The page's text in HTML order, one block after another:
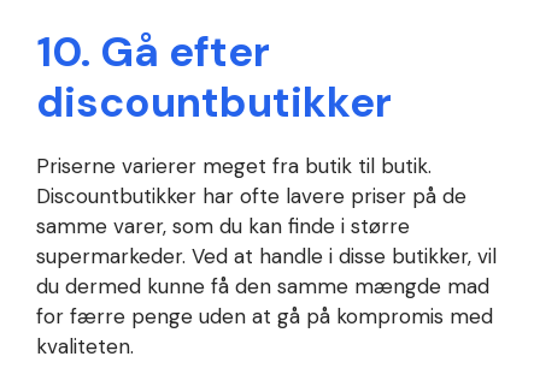
10. Gå efter
discountbutikker
Priserne varierer meget fra butik til butik.
Discountbutikker har ofte lavere priser på de
samme varer, som du kan finde i større
supermarkeder. Ved at handle i disse butikker, vil
du dermed kunne få den samme mængde mad
for færre penge uden at gå på kompromis med
kvaliteten.